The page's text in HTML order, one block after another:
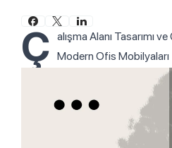
Ç alışma Alanı Tasarımı
Modern Ofis Mobilyaları